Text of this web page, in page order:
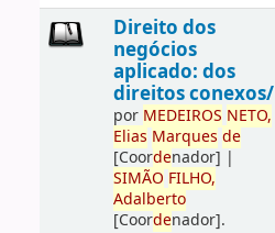
Direito dos
negócios
aplicado: dos
direitos conexos/
por MEDEIROS NETO,
Elias Marques de
[Coordenador] |
SIMÃO FILHO,
Adalberto
[Coordenador].